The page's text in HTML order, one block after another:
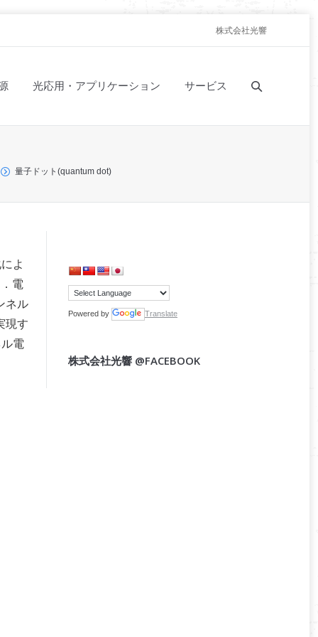
株式会社光響
光応用・アプリケーション サービス
量子ドット(quantum dot)
よ
電
ネル
現す
電
Powered by Translate
株式会社光響 @FACEBOOK